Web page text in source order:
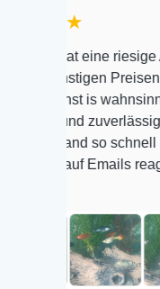
riesige Auswahl
Preisen. Der
noch
schnell und
reagiert wie